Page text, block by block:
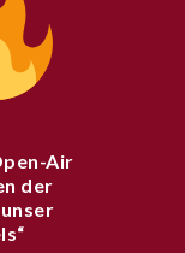
Air
der